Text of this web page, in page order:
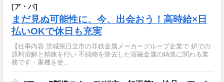
[ア・パ]
まだ見ぬ可能性に、今、出会おう！高時給×日
払いOKで休日も充実
【仕事内容 茨城県日立市の非鉄金属メーカーグループ企業で 炉での
原料溶解と精錬を行い 不純物を除去した溶融金属の鋳造に関わる業
務です・重機を使...